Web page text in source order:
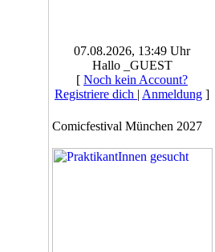
07.08.2026, 13:49 Uhr
Hallo _GUEST
[ Noch kein Account?
Registriere dich | Anmeldung ]
Comicfestival München 2027